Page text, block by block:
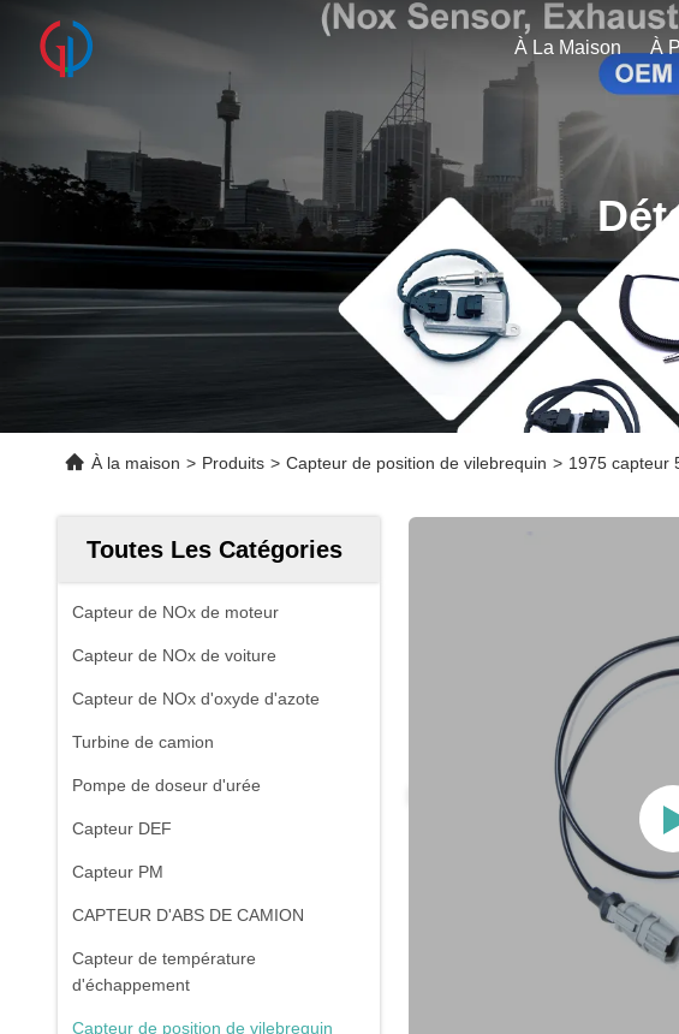
À La Maison
À la maison > Produits > Capteur de position de vilebrequin > 1975 capteur
Toutes Les Catégories
Capteur de NOx de moteur
Capteur de NOx de voiture
Capteur de NOx d'oxyde d'azote
Turbine de camion
Pompe de doseur d'urée
Capteur DEF
Capteur PM
CAPTEUR D'ABS DE CAMION
Capteur de température
d'échappement
Capteur de position de vilebrequin